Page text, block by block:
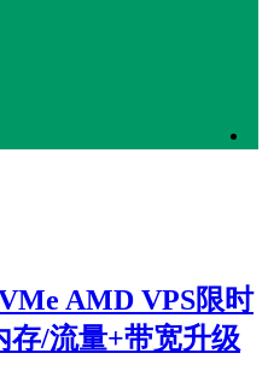
AMD VPS限时
存/流量+带宽升级